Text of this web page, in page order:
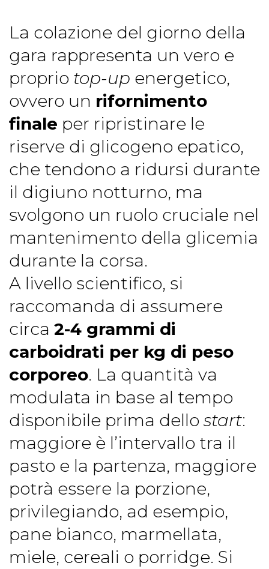
La colazione del giorno della
gara rappresenta un vero e
proprio top-up energetico,
ovvero un rifornimento
finale per ripristinare le
riserve di glicogeno epatico,
che tendono a ridursi durante
il digiuno notturno, ma
svolgono un ruolo cruciale nel
mantenimento della glicemia
durante la corsa.
A livello scientifico, si
raccomanda di assumere
circa 2-4 grammi di
carboidrati per kg di peso
corporeo. La quantità va
modulata in base al tempo
disponibile prima dello start:
maggiore è l’intervallo tra il
pasto e la partenza, maggiore
potrà essere la porzione,
privilegiando, ad esempio,
pane bianco, marmellata,
miele, cereali o porridge. Si